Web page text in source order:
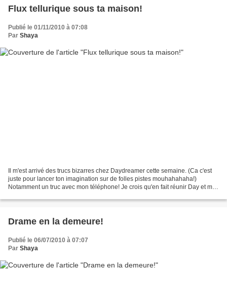
Flux tellurique sous ta maison!
Publié le 01/11/2010 à 07:08
Par Shaya
Il m'est arrivé des trucs bizarres chez Daydreamer cette semaine. (Ca c'est
juste pour lancer ton imagination sur de folles pistes mouhahahaha!)
Notamment un truc avec mon téléphone! Je crois qu'en fait réunir Day et moi
Drame en la demeure!
Publié le 06/07/2010 à 07:07
Par Shaya